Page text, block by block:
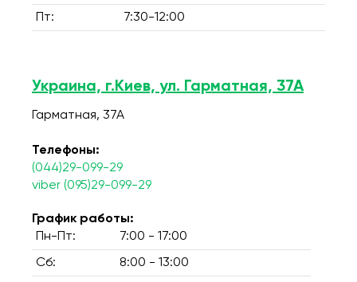
Пт: 7:30-12:00
Украина, г.Киев, ул. Гарматная, 37А
Гарматная, 37А
Телефоны:
(044)29-099-29
viber (095)29-099-29
График работы:
Пн-Пт:
7:00 - 17:00
Сб: 8:00 - 13:00